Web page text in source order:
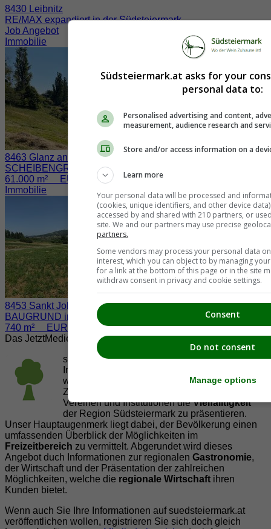
8430 Leibnitz
RE/MAX expandiert in der Südsteiermark
Job Angebot
Immobilie
8463 Glanz an der Weinstraße / Fötschach
SCHEIBENGRUND nahe der WEINSTRASSE
61.000 m² EUR 730.000.-
Immobilie
8453 Sankt Johann im Saggautal / Eichberg
BAUGRUND inkl. BAUBESCHEID
740 m² EUR 45.000.-
Das JetztMedien.com Medien Netzwerk
suedsteiermark.at ist eine von vielen
Internetadressen der
welche es sich zur Aufgabe gemacht hat, in
Zusammenarbeit mit regionalen Firmen,
Vereinen und Institutionen dieVielfälltigkeit
der Region Südsteiermark zu präsentieren.
Unser Hauptaugenmerk liegt dabei, der Bevölkerung einen
umfassenden Überblick der Möglichkeiten im
Freizeitbereich zu vermittelt. Abgerundet wird dieses
Angebot duch Informationen zur regionalen Gastronomie,
der Wirtschaft und der Präsentation der zahlreichen
Möglichkeiten, welche die regionale Wirtschaft ihren
Kunden bietet.
Wenn auch Sie Ihre Informationen auf suedsteiermark.at
veröffentlichen wollen, registrieren Sie sich doch gleich
Südsteiermark.at asks for your
personal data to:
Personalised advertising and content,
measurement, audience research and
Store and/or access information on a
Learn more
Your personal data will be processed and
(cookies, unique identifiers, and other device
accessed by and shared with 210 partners, or
site. We and our partners may use precise
partners.
Some vendors may process your personal data
interest, which you can object to by managing
for a link at the bottom of this page or in the site
withdraw consent in privacy and cookie settings.
Consent
Do not consent
Manage options